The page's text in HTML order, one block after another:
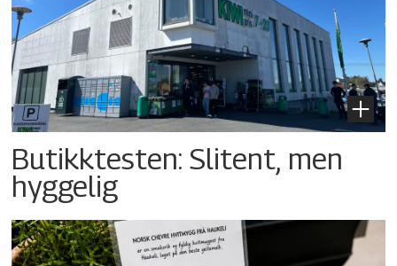
Butikktesten: Slitent, men
hyggelig